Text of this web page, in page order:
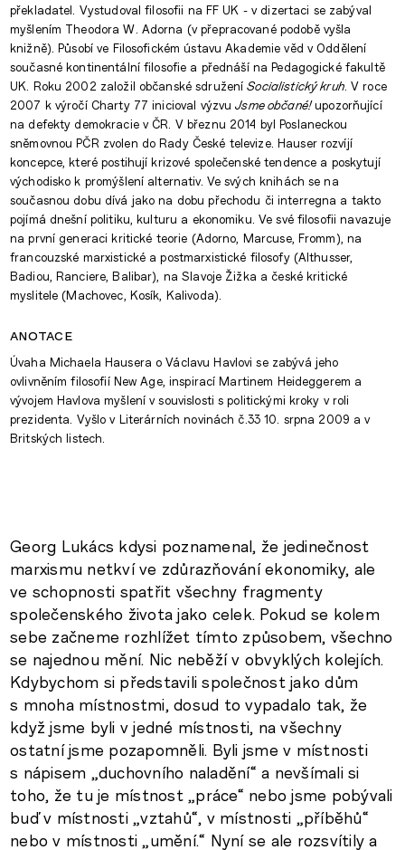
překladatel. Vystudoval filosofii na FF UK - v dizertaci se zabýval
myšlením Theodora W. Adorna (v přepracované podobě vyšla
knižně). Působí ve Filosofickém ústavu Akademie věd v Oddělení
současné kontinentální filosofie a přednáší na Pedagogické fakultě
UK. Roku 2002 založil občanské sdruženíSocialistický kruh. V roce
2007 k výročí Charty 77 inicioval výzvuJsme občané!upozorňující
na defekty demokracie v ČR. V březnu 2014 byl Poslaneckou
sněmovnou PČR zvolen do Rady České televize. Hauser rozvíjí
koncepce, které postihují krizové společenské tendence a poskytují
východisko k promýšlení alternativ. Ve svých knihách se na
současnou dobu dívá jako na dobu přechodu či interregna a takto
pojímá dnešní politiku, kulturu a ekonomiku. Ve své filosofii navazuje
na první generaci kritické teorie (Adorno, Marcuse, Fromm), na
francouzské marxistické a postmarxistické filosofy (Althusser,
Badiou, Ranciere, Balibar), na Slavoje Žižka a české kritické
myslitele (Machovec, Kosík, Kalivoda).
anotace
Úvaha Michaela Hausera o Václavu Havlovi se zabývá jeho
ovlivněním filosofií New Age, inspirací Martinem Heideggerem a
vývojem Havlova myšlení v souvislosti s politickými kroky v roli
prezidenta. Vyšlo v Literárních novinách č.33 10. srpna 2009 a v
Britských listech.
Georg Lukács kdysi poznamenal, že jedinečnost
marxismu netkví ve zdůrazňování ekonomiky, ale
ve schopnosti spatřit všechny fragmenty
společenského života jako celek. Pokud se kolem
sebe začneme rozhlížet tímto způsobem, všechno
se najednou mění. Nic neběží v obvyklých kolejích.
Kdybychom si představili společnost jako dům
s mnoha místnostmi, dosud to vypadalo tak, že
když jsme byli v jedné místnosti, na všechny
ostatní jsme pozapomněli. Byli jsme v místnosti
s nápisem „duchovního naladění“ a nevšímali si
toho, že tu je místnost „práce“ nebo jsme pobývali
buď v místnosti „vztahů“, v místnosti „příběhů“
nebo v místnosti „umění.“ Nyní se ale rozsvítily a